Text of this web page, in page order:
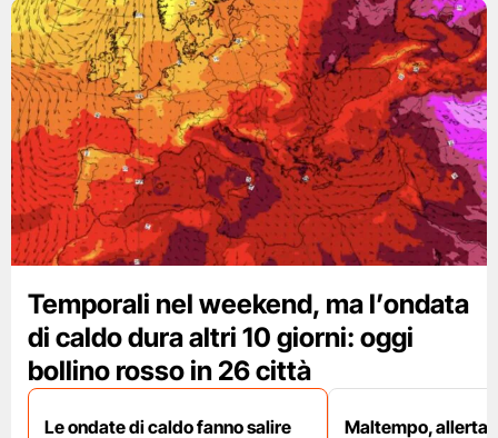
Temporali nel weekend, ma l’ondata
di caldo dura altri 10 giorni: oggi
bollino rosso in 26 città
Le ondate di caldo fanno salire Maltempo, allerta